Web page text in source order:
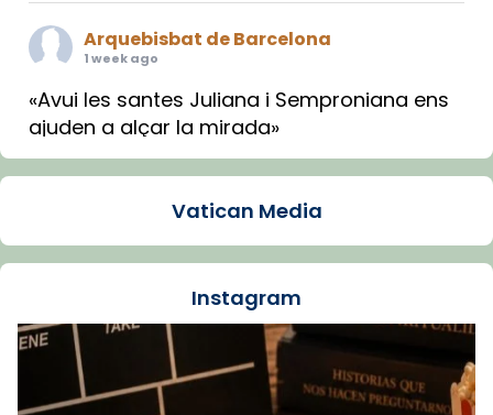
Arquebisbat de Barcelona
1 week ago
«Avui les santes Juliana i Semproniana ens
ajuden a alçar la mirada»
Mons. Sergi Gordo, bisbe de Tortosa, ha
Santes de Mataró.
🔗tinyurl.com/cvu5jmbk
Foto
View on Facebook Share
Vatican Media
Instagram